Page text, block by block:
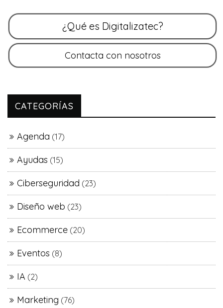
CATEGORÍAS
Agenda (17)
Ayudas (15)
Ciberseguridad (23)
Diseño web (23)
Ecommerce (20)
Eventos (8)
IA (2)
Marketing (76)